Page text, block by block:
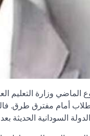
أمام مفترق طرق.
السودانية الحديثة